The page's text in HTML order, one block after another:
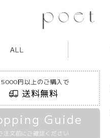
ALL
円以上のご購入で
送料無料
Guide
注文前にご確認ください